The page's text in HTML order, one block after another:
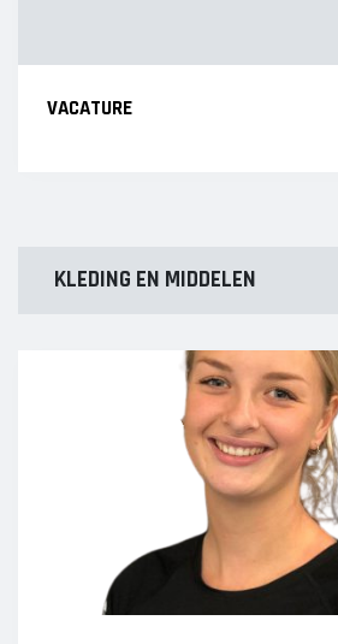
VACATURE
KLEDING EN MIDDELEN